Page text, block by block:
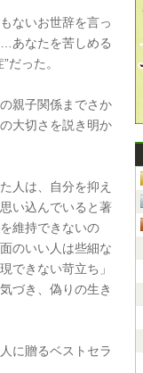
ないお世辞を言っ
あなたを苦しめる
だった。
親子関係までさか
大切さを説き明か
人は、自分を抑え
い込んでいると著
維持できないの
のいい人は些細な
できない苛立ち」
づき、偽りの生き
に贈るベストセラ